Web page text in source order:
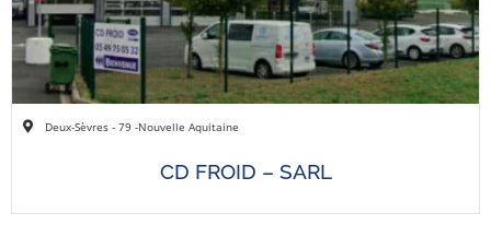
Deux-Sèvres - 79 -Nouvelle Aquitaine
CD FROID – SARL